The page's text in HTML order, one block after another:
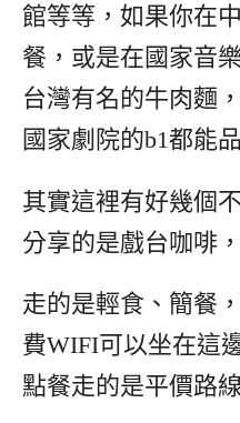
館等等，如果你在
餐，或是在國家音
台灣有名的牛肉麵
國家劇院的b1都能
其實這裡有好幾個
分享的是戲台咖啡，
走的是輕食、簡餐
費WIFI可以坐在這
點餐走的是平價路